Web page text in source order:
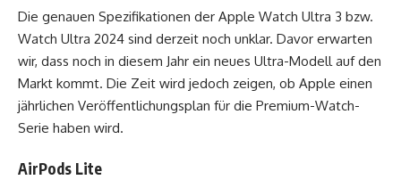
Die genauen Spezifikationen der Apple Watch Ultra 3 bzw.
Watch Ultra 2024 sind derzeit noch unklar. Davor erwarten
wir, dass noch in diesem Jahr ein neues Ultra-Modell auf den
Markt kommt. Die Zeit wird jedoch zeigen, ob Apple einen
jährlichen Veröffentlichungsplan für die Premium-Watch-
Serie haben wird.
AirPods Lite